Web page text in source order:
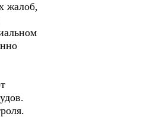
жалоб,